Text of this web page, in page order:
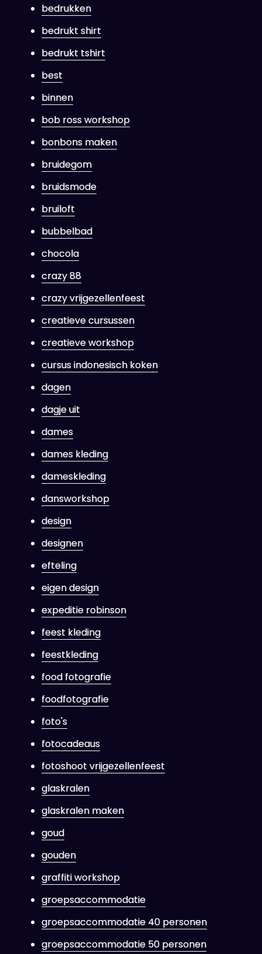
bedrukken
bedrukt shirt
bedrukt tshirt
best
binnen
bob ross workshop
bonbons maken
bruidegom
bruidsmode
bruiloft
bubbelbad
chocola
crazy 88
crazy vrijgezellenfeest
creatieve cursussen
creatieve workshop
cursus indonesisch koken
dagen
dagje uit
dames
dames kleding
dameskleding
dansworkshop
design
designen
efteling
eigen design
expeditie robinson
feest kleding
feestkleding
food fotografie
foodfotografie
foto's
fotocadeaus
fotoshoot vrijgezellenfeest
glaskralen
glaskralen maken
goud
gouden
graffiti workshop
groepsaccommodatie
groepsaccommodatie 40 personen
groepsaccommodatie 50 personen